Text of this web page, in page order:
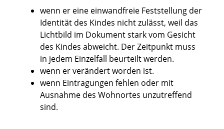
wenn er eine einwandfreie Feststellung der
Identität des Kindes nicht zulässt, weil das
Lichtbild im Dokument stark vom Gesicht
des Kindes abweicht. Der Zeitpunkt muss
in jedem Einzelfall beurteilt werden.
wenn er verändert worden ist.
wenn Eintragungen fehlen oder mit
Ausnahme des Wohnortes unzutreffend
sind.